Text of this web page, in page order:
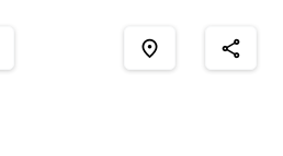
place share